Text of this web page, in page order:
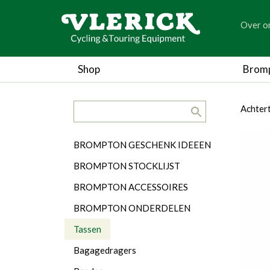
Over
Shop
Categorieën
BROMPTON GESCHENK IDEEEN
BROMPTON STOCKLIJST
BROMPTON ACCESSOIRES
BROMPTON ONDERDELEN
Tassen
Bagagedragers